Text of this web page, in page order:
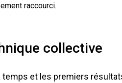
raccourci.
collective
temps et les premiers